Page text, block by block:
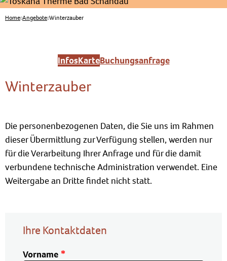
Home Angebote Winterzauber
InfosKarteBuchungsanfrage
Winterzauber
Die personenbezogenen Daten, die Sie uns im Rahmen
dieser Übermittlung zur Verfügung stellen, werden nur
für die Verarbeitung Ihrer Anfrage und für die damit
verbundene technische Administration verwendet. Eine
Weitergabe an Dritte findet nicht statt.
Ihre Kontaktdaten
Vorname